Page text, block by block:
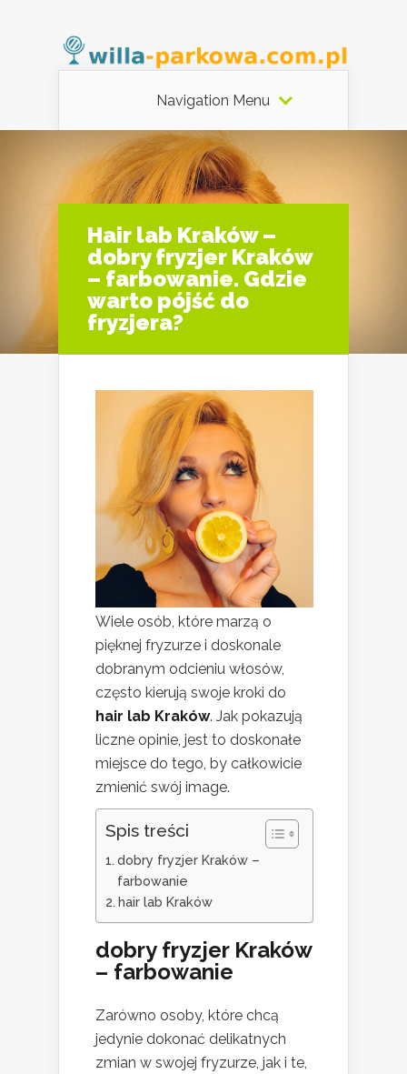
Navigation Menu
Hair lab Kraków –
dobry fryzjer Kraków
– farbowanie. Gdzie
warto pójść do
fryzjera?
Wiele osób, które marzą o
pięknej fryzurze i doskonale
dobranym odcieniu włosów,
często kierują swoje kroki do
hair lab Kraków. Jak pokazują
liczne opinie, jest to doskonałe
miejsce do tego, by całkowicie
zmienić swój image.
Spis treści
dobry fryzjer Kraków –
farbowanie
hair lab Kraków
dobry fryzjer Kraków
– farbowanie
Zarówno osoby, które chcą
jedynie dokonać delikatnych
zmian w swojej fryzurze, jak i te,